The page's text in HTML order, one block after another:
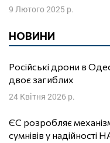
9 Лютого 2025 р.
НОВИНИ
Російські дрони в
двоє загиблих
24 Квітня 2026 р.
ЄС розробляє
сумнівів у надійності